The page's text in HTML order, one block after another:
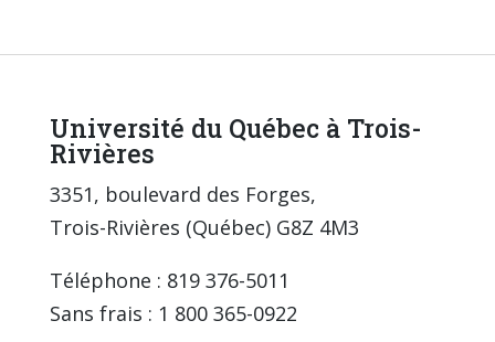
Université du Québec à Trois-
Rivières
3351, boulevard des Forges,
Trois-Rivières (Québec) G8Z 4M3
Téléphone : 819 376-5011
Sans frais : 1 800 365-0922